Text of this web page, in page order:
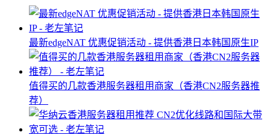
最新edgeNAT 优惠促销活动 - 提供香港日本韩国原生IP
值得买的几款香港服务器租用商家（香港CN2服务器推
荐）